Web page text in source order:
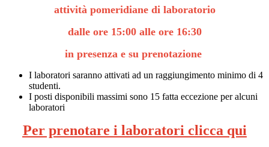
attività pomeridiane di laboratorio
dalle ore 15:00 alle ore 16:30
in presenza e su prenotazione
I laboratori saranno attivati ad un raggiungimento minimo di 4
studenti.
I posti disponibili massimi sono 15 fatta eccezione per alcuni
laboratori
Per prenotare i laboratori clicca qui